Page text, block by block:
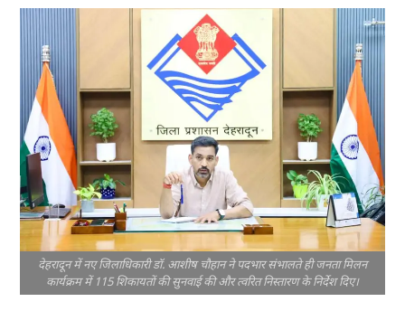
देहरादून में नए जिलाधिकारी डॉ. आशीष चौहान ने पदभार संभालते ही जनता मिलन
कार्यक्रम में 115 शिकायतों की सुनवाई की और त्वरित निस्तारण के निर्देश दिए।